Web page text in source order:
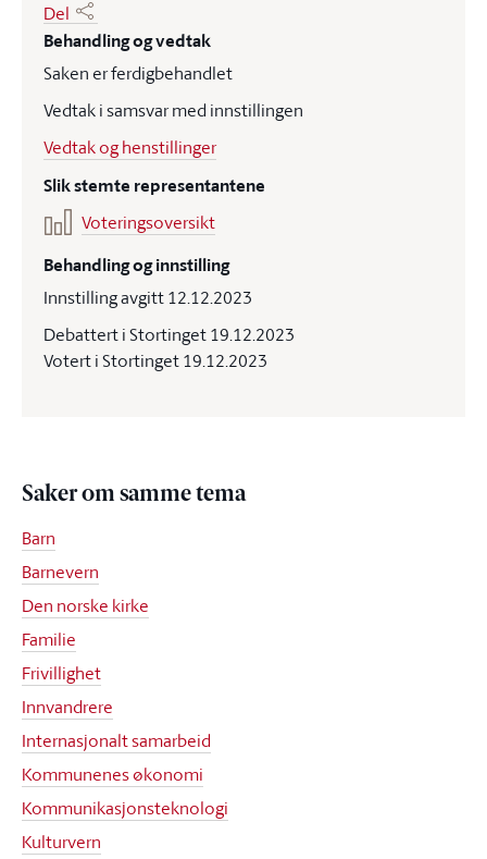
Del
Behandling og vedtak
Saken er ferdigbehandlet
Vedtak i samsvar med innstillingen
Vedtak og henstillinger
Slik stemte representantene
Voteringsoversikt
Behandling og innstilling
Innstilling avgitt 12.12.2023
Debattert i Stortinget 19.12.2023
Votert i Stortinget 19.12.2023
Saker om samme tema
Barn
Barnevern
Den norske kirke
Familie
Frivillighet
Innvandrere
Internasjonalt samarbeid
Kommunenes økonomi
Kommunikasjonsteknologi
Kulturvern